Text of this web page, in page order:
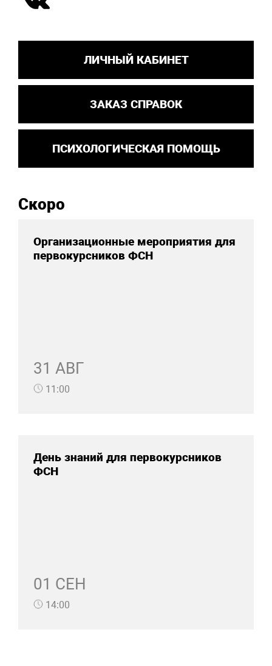
ЛИЧНЫЙ КАБИНЕТ
ЗАКАЗ СПРАВОК
ПСИХОЛОГИЧЕСКАЯ ПОМОЩЬ
Скоро
Организационные мероприятия для
первокурсников ФСН
31 АВГ
11:00
День знаний для первокурсников
ФСН
01 СЕН
14:00